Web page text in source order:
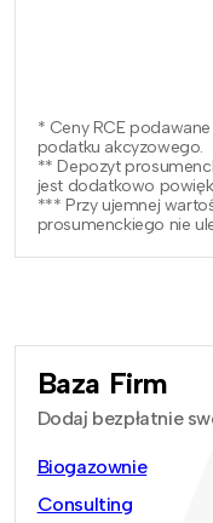
* Ceny RCE
podatku akcyzowego.
** Depozyt
jest dodatkowo
*** Przy ujemnej
prosumenckiego nie
Baza Firm
Dodaj bezpłatnie
Biogazownie
Consulting